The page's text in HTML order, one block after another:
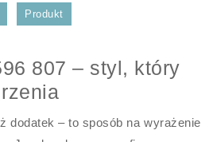
Produkt
807 – styl, który
dodatek – to sposób na wyrażenie